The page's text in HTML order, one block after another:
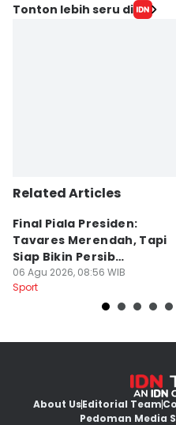
Tonton lebih seru di
Related Articles
Final Piala Presiden:
Tavares Merendah, Tapi
Siap Bikin Persib
Tumbang
06 Agu 2026, 08:56 WIB
Sport
About UsEditorial Team
Pedoman Media